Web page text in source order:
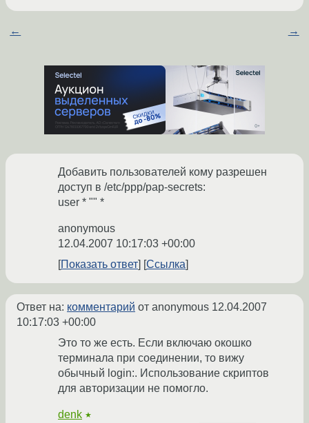
← →
Добавить пользователей кому разрешен
доступ в /etc/ppp/pap-secrets:
user * "" *
anonymous
12.04.2007 10:17:03 +00:00
Показать ответ
Ссылка
Ответ на: комментарий от anonymous 12.04.2007
10:17:03 +00:00
Это то же есть. Если включаю окошко
терминала при соединении, то вижу
обычный login:. Использование скриптов
для авторизации не помогло.
denk ★